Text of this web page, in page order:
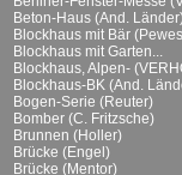
Beton-Haus (And.
Blockhaus mit Bär
Blockhaus mit Garten...
Blockhaus, Alpen-
Blockhaus-BK (And.
Bogen-Serie (Reuter)
Bomber (C. Fritzsche)
Brunnen (Holler)
Brücke (Engel)
Brücke (Mentor)